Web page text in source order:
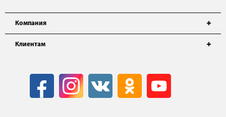
Компания
Клиентам